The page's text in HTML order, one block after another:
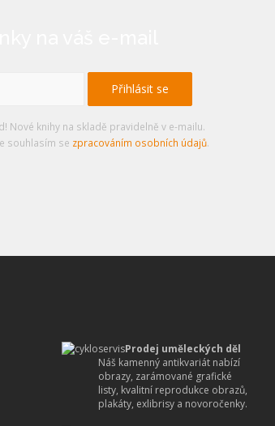
Nové knihy na skladě pravidelně v e-mailu.
souhlasím se zpracováním osobních údajů.
Prodej uměleckých děl
Náš kamenný antikvariát nabízí
obrazy, zarámované grafické
listy, kvalitní reprodukce obrazů,
plakáty, exlibrisy a novoročenky.